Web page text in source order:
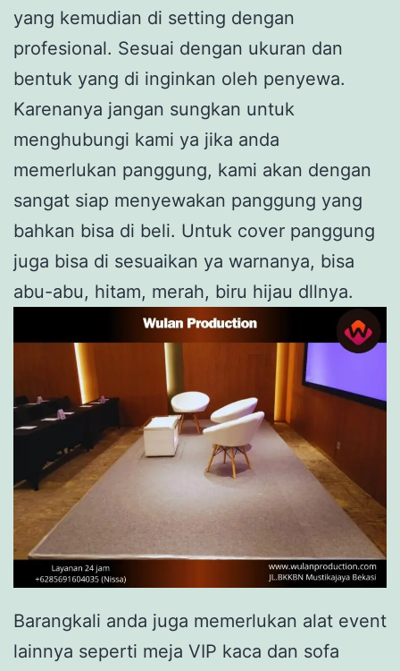
yang kemudian di setting dengan
profesional. Sesuai dengan ukuran dan
bentuk yang di inginkan oleh penyewa.
Karenanya jangan sungkan untuk
menghubungi kami ya jika anda
memerlukan panggung, kami akan dengan
sangat siap menyewakan panggung yang
bahkan bisa di beli. Untuk cover panggung
juga bisa di sesuaikan ya warnanya, bisa
abu-abu, hitam, merah, biru hijau dllnya.
Barangkali anda juga memerlukan alat event
lainnya seperti meja VIP kaca dan sofa